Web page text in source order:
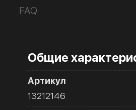
FAQ
Общие
Артикул
13212146